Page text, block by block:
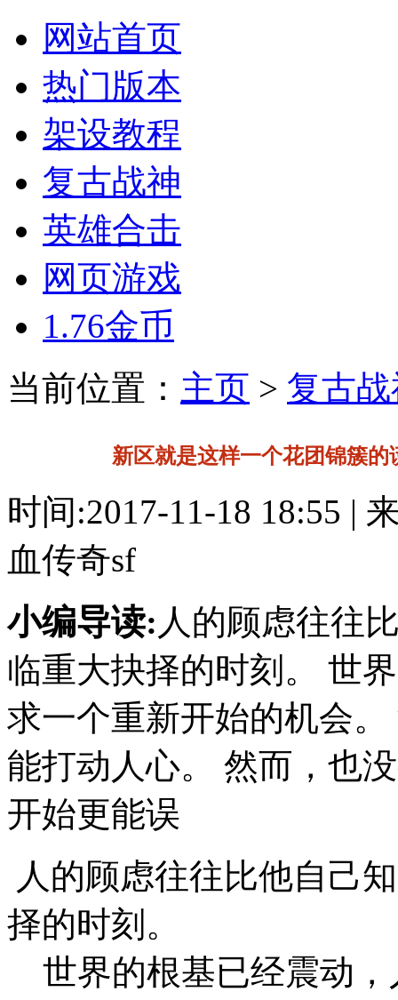
网站首页
热门版本
架设教程
复古战神
英雄合击
网页游戏
1.76金币
当前位置： 主页 > 复古
新区就是这样一个花团锦簇的
时间:2017-11-18 18:55 |
血传奇sf
小编导读: 人的顾虑往往
临重大抉择的时刻。 世
求一个重新开始的机会
能打动人心。 然而，也
开始更能误
人的顾虑往往比他自己
择的时刻。
世界的根基已经震动，